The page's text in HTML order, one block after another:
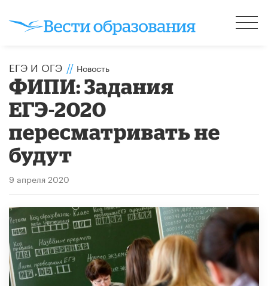
ЕГЭ И ОГЭ // Новость
ФИПИ: Задания
ЕГЭ-2020
пересматривать не
будут
9 апреля 2020